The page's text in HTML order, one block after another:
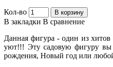
Кол-во В корзину
В закладки В сравнение
Данная фигура - один из хитов
уют!!! Эту садовую фигуру вы
рождения, Новый год или